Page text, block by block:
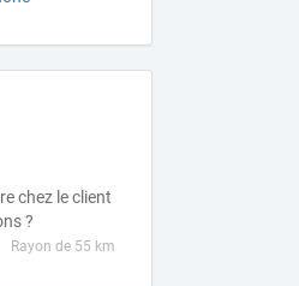
chez le client
?
Rayon de 55 km